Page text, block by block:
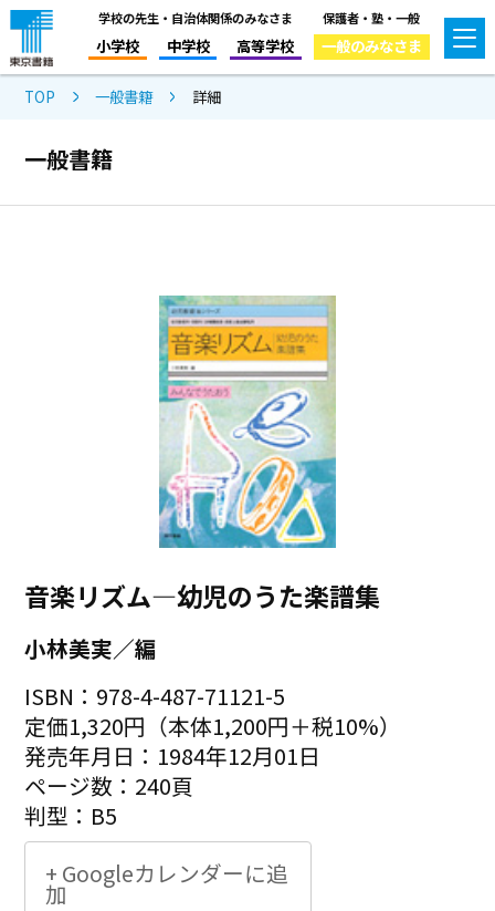
学校の先生・自治体関係のみなさま
小学校 中学校 高等学校
保護者・塾・一般
一般のみなさま
TOP 一般書籍 詳細
一般書籍
音楽リズム―幼児のうた楽譜集
小林美実／編
ISBN：978-4-487-71121-5
定価1,320円（本体1,200円＋税10%）
発売年月日：1984年12月01日
ページ数：240頁
判型：B5
+ Googleカレンダーに追
加